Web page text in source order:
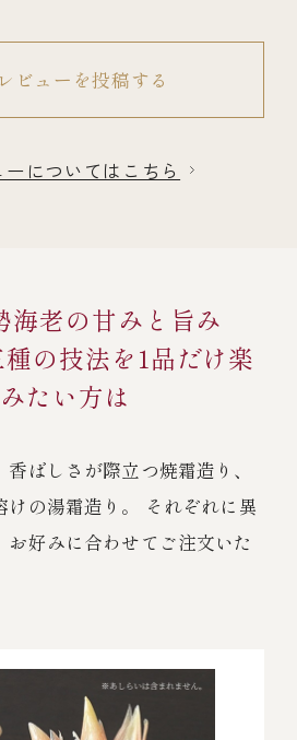
ビューを投稿する
についてはこちら
海老の甘みと旨み
の技法を1品だけ楽
たい方は
ばしさが際立つ焼霜造り、
けの湯霜造り。 それぞれに異
お好みに合わせてご注文いた